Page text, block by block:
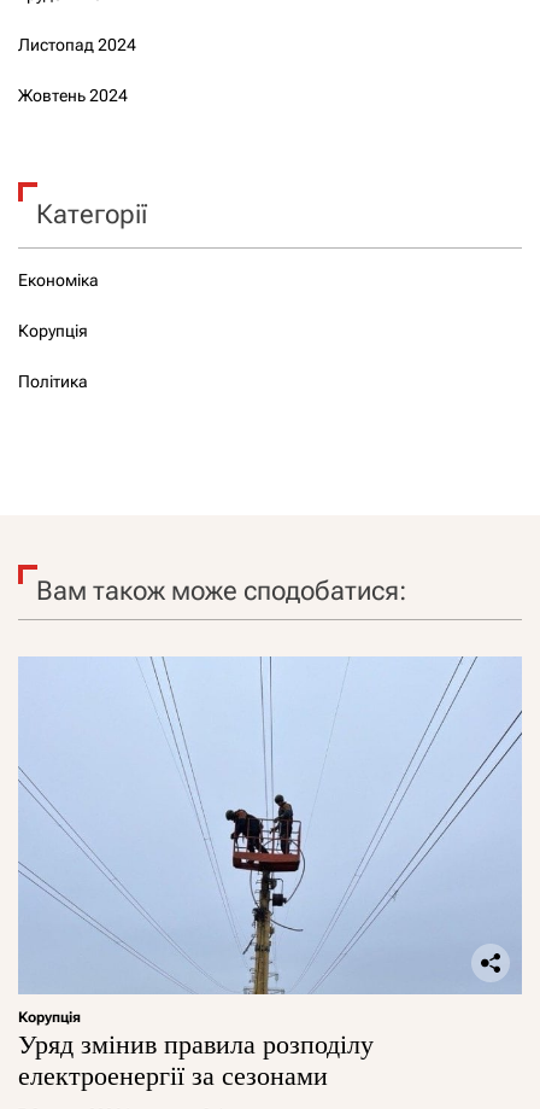
Листопад 2024
Жовтень 2024
Категорії
Економіка
Корупція
Політика
Вам також може сподобатися:
Корупція
Уряд змінив правила розподілу
електроенергії за сезонами